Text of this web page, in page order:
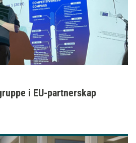
i EU-partnerskap